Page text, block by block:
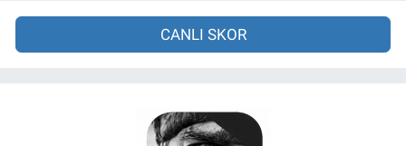
CANLI SKOR